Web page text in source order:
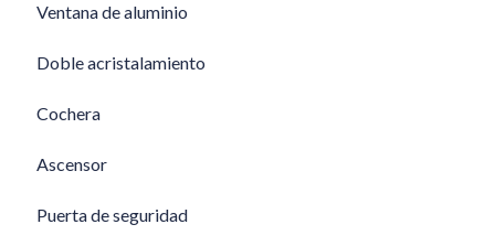
Ventana de aluminio
Doble acristalamiento
Cochera
Ascensor
Puerta de seguridad